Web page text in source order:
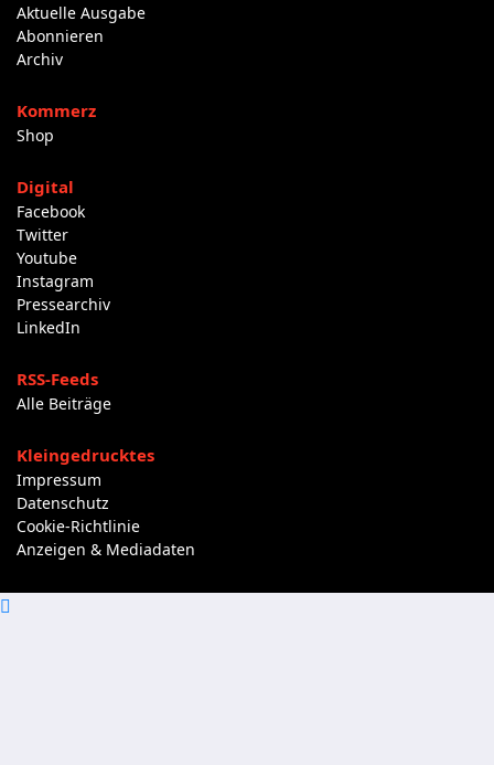
Aktuelle Ausgabe
Abonnieren
Archiv
Kommerz
Shop
Digital
Facebook
Twitter
Youtube
Instagram
Pressearchiv
LinkedIn
RSS-Feeds
Alle Beiträge
Kleingedrucktes
Impressum
Datenschutz
Cookie-Richtlinie
Anzeigen & Mediadaten